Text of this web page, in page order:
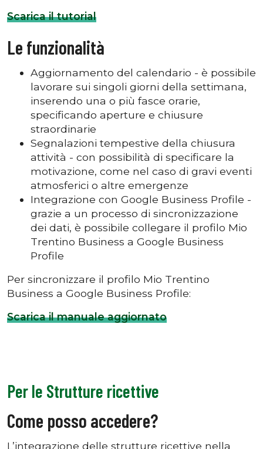
Scarica il tutorial
Le funzionalità
Aggiornamento del calendario - è possibile
lavorare sui singoli giorni della settimana,
inserendo una o più fasce orarie,
specificando aperture e chiusure
straordinarie
Segnalazioni tempestive della chiusura
attività - con possibilità di specificare la
motivazione, come nel caso di gravi eventi
atmosferici o altre emergenze
Integrazione con Google Business Profile -
grazie a un processo di sincronizzazione
dei dati, è possibile collegare il profilo Mio
Trentino Business a Google Business
Profile
Per sincronizzare il profilo Mio Trentino
Business a Google Business Profile:
Scarica il manuale aggiornato
Per le Strutture ricettive
Come posso accedere?
L’integrazione delle strutture ricettive nella